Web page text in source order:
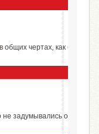
чертах, как будут
задумывались об этом